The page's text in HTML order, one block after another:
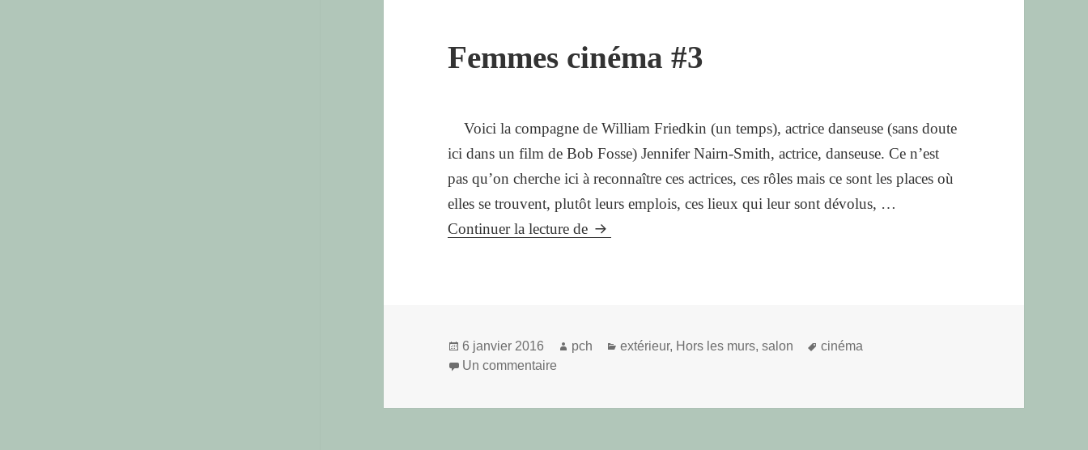
Femmes cinéma #3
Voici la compagne de William Friedkin (un temps), actrice danseuse (sans doute
ici dans un film de Bob Fosse) Jennifer Nairn-Smith, actrice, danseuse. Ce n’est
pas qu’on cherche ici à reconnaître ces actrices, ces rôles mais ce sont les places où
elles se trouvent, plutôt leurs emplois, ces lieux qui leur sont dévolus, …
Continuer la lecture de Femmes
Publié
le
6 janvier 2016 Auteur
pch Catégories
extérieur, Hors les murs,salon
Mots-
cinéma
Un commentaire